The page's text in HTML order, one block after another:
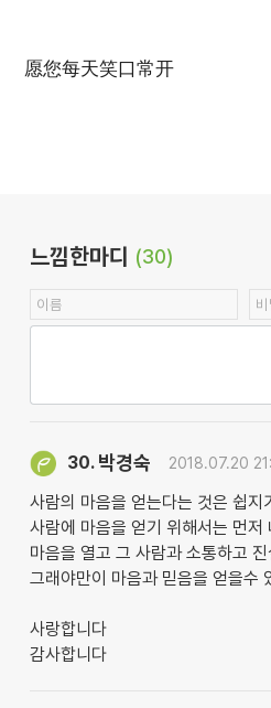
愿您每天笑口常开
느낌한마디 (30)
30. 박경숙 2018.07.20
사람의 마음을 얻는다는 것은 쉽지
사람에 마음을 얻기 위해서는 먼저
마음을 열고 그 사람과 소통하고
그래야만이 마음과 믿음을 얻을수
사랑합니다
감사합니다